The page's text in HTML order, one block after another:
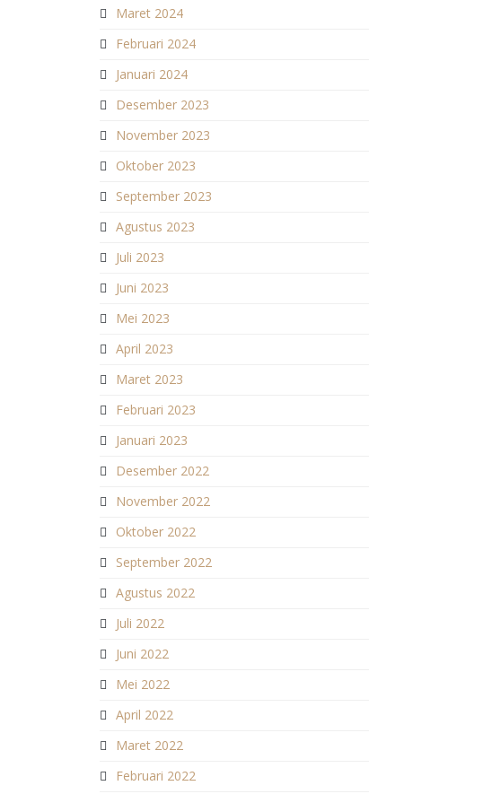
Maret 2024
Februari 2024
Januari 2024
Desember 2023
November 2023
Oktober 2023
September 2023
Agustus 2023
Juli 2023
Juni 2023
Mei 2023
April 2023
Maret 2023
Februari 2023
Januari 2023
Desember 2022
November 2022
Oktober 2022
September 2022
Agustus 2022
Juli 2022
Juni 2022
Mei 2022
April 2022
Maret 2022
Februari 2022